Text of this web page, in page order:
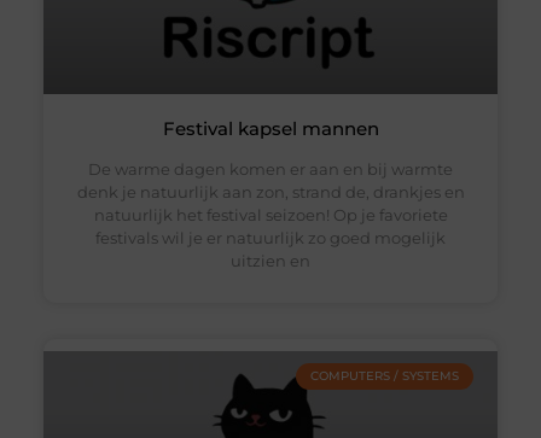
Festival kapsel mannen
De warme dagen komen er aan en bij warmte
denk je natuurlijk aan zon, strand de, drankjes en
natuurlijk het festival seizoen! Op je favoriete
festivals wil je er natuurlijk zo goed mogelijk
uitzien en
COMPUTERS / SYSTEMS